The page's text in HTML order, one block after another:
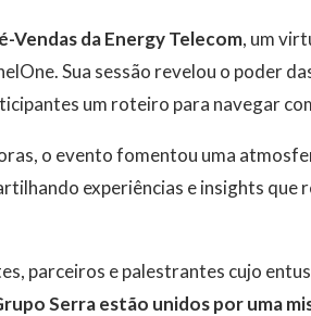
Vendas da Energy Telecom, um
Sua sessão revelou o poder
um roteiro para navegar
o evento fomentou uma
experiências e insights
parceiros e palestrantes cujo
Serra estão unidos por uma